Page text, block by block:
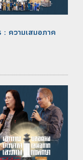
ความเสมอภาค